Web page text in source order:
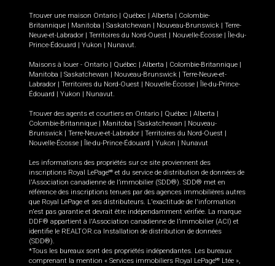
Trouver une maison Ontario Québec Alberta
Colombie-
Britannique
Manitoba Saskatchewan Nouveau-Brunswick
Terre-
Neuve-et-Labrador
Territoires du Nord-Ouest Nouvelle-Écosse
Île-du-
Prince-Édouard
Yukon Nunavut.
Maisons à louer - Ontario Québec Alberta Colombie-Britannique
Manitoba
Saskatchewan Nouveau-Brunswick
Terre-Neuve-et-
Labrador
Territoires du Nord-Ouest Nouvelle-Écosse
Île-du-Prince-
Édouard
Yukon Nunavut.
Trouver des agents et courtiers en Ontario Québec Alberta
Colombie-Britannique
Manitoba Saskatchewan
Nouveau-
Brunswick
Terre-Neuve-et-Labrador Territoires du Nord-Ouest
Nouvelle-Écosse
Île-du-Prince-Édouard Yukon Nunavut
Les informations des propriétés sur ce site proviennent des
inscriptions Royal LePageMD et du service de distribution de données de
l'Association canadienne de l’immobilier (SDD®). SDD® met en
référence des inscriptions tenues par des agences immobilières autres
que Royal LePage et ses distributeurs. L'exactitude de l'information
n'est pas garantie et devrait être indépendamment vérifiée. La marque
DDF® appartient à l'Association canadienne de l’immobilier (ACI) et
identifie le REALTOR.ca Installation de distribution de données
(SDD®).
*Tous les bureaux sont des propriétés indépendantes. Les bureaux
comprenant la mention « Services immobiliers Royal LePageMD
Ltée »,